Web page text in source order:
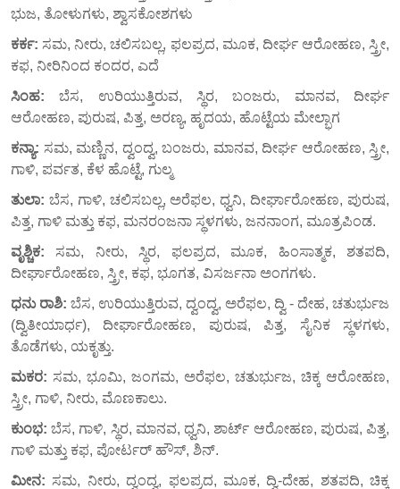
ಭುಜ, ತೋಳುಗಳು, ಶ್ವಾಸಕೋಶಗಳು
ಕರ್ಕ: ಸಮ, ನೀರು, ಚಲಿಸಬಲ್ಲ, ಫಲಪ್ರದ, ಮೂಕ, ದೀರ್ಘ ಆರೋಹಣ, ಸ್ತ್ರೀ,
ಕಫ, ನೀರಿನಿಂದ ಕಂದರ, ಎದೆ
ಸಿಂಹ: ಬೆಸ, ಉರಿಯುತ್ತಿರುವ, ಸ್ಥಿರ, ಬಂಜರು, ಮಾನವ, ದೀರ್ಘ
ಆರೋಹಣ, ಪುರುಷ, ಪಿತ್ತ, ಅರಣ್ಯ, ಹೃದಯ, ಹೊಟ್ಟೆಯ ಮೇಲ್ಭಾಗ
ಕನ್ಯಾ: ಸಮ, ಮಣ್ಣಿನ, ದ್ವಂದ್ವ, ಬಂಜರು, ಮಾನವ, ದೀರ್ಘ ಆರೋಹಣ, ಸ್ತ್ರೀ,
ಗಾಳಿ, ಪರ್ವತ, ಕೆಳ ಹೊಟ್ಟೆ, ಗುಲ್ಮ
ತುಲಾ: ಬೆಸ, ಗಾಳಿ, ಚಲಿಸಬಲ್ಲ, ಅರೆಫಲ, ಧ್ವನಿ, ದೀರ್ಘಾರೋಹಣ, ಪುರುಷ,
ಪಿತ್ತ, ಗಾಳಿ ಮತ್ತು ಕಫ, ಮನರಂಜನಾ ಸ್ಥಳಗಳು, ಜನನಾಂಗ, ಮೂತ್ರಪಿಂಡ.
ವೃಶ್ಚಿಕ: ಸಮ, ನೀರು, ಸ್ಥಿರ, ಫಲಪ್ರದ, ಮೂಕ, ಹಿಂಸಾತ್ಮಕ, ಶತಪದಿ,
ದೀರ್ಘಾರೋಹಣ, ಸ್ತ್ರೀ, ಕಫ, ಭೂಗತ, ವಿಸರ್ಜನಾ ಅಂಗಗಳು.
ಧನು ರಾಶಿ: ಬೆಸ, ಉರಿಯುತ್ತಿರುವ, ದ್ವಂದ್ವ, ಅರೆಫಲ, ದ್ವಿ - ದೇಹ, ಚತುರ್ಭುಜ
(ದ್ವಿತೀಯಾರ್ಧ), ದೀರ್ಘಾರೋಹಣ, ಪುರುಷ, ಪಿತ್ತ, ಸೈನಿಕ ಸ್ಥಳಗಳು,
ತೊಡೆಗಳು, ಯಕೃತ್ತು.
ಮಕರ: ಸಮ, ಭೂಮಿ, ಜಂಗಮ, ಅರೆಫಲ, ಚತುರ್ಭುಜ, ಚಿಕ್ಕ ಆರೋಹಣ,
ಸ್ತ್ರೀ, ಗಾಳಿ, ನೀರು, ಮೊಣಕಾಲು.
ಕುಂಭ: ಬೆಸ, ಗಾಳಿ, ಸ್ಥಿರ, ಮಾನವ, ಧ್ವನಿ, ಶಾರ್ಟ್ ಆರೋಹಣ, ಪುರುಷ, ಪಿತ್ತ,
ಗಾಳಿ ಮತ್ತು ಕಫ, ಪೋರ್ಟರ್ ಹೌಸ್, ಶಿನ್.
ಮೀನ: ಸಮ, ನೀರು, ದ್ವಂದ್ವ, ಫಲಪ್ರದ, ಮೂಕ, ದ್ವಿ-ದೇಹ, ಶತಪದಿ, ಚಿಕ್ಕ